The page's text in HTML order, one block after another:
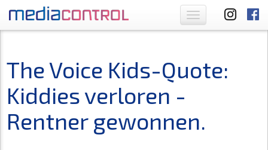
Toggle
navigation
The Voice Kids-Quote:
Kiddies verloren -
Rentner gewonnen.